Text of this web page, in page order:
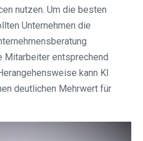
nutzen. Um die besten
Unternehmen die
Mitarbeiter entsprechend
kann KI
deutlichen Mehrwert für